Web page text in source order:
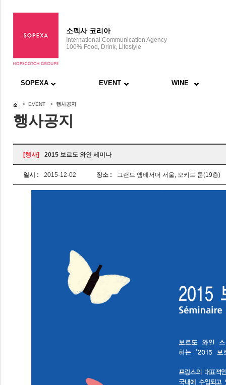
소펙사 코리아
International Communication Agency
100% Food, Drink, Lifestyle
SOPEXA EVENT WINE
> EVENT > 행사공지
행사공지
[행사] 2015 보르도 와인 세미나
일시 : 2015-12-02 장소 : 그랜드 앰배서더 서울, 오키드 룸(19층)